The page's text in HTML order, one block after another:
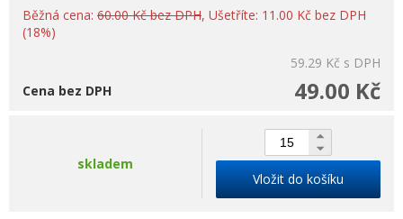
Běžná cena: 60.00 Kč bez DPH, Ušetříte: 11.00 Kč bez DPH
(18%)
59.29 Kč s DPH
49.00 Kč
Cena bez DPH
skladem
Vložit do košíku